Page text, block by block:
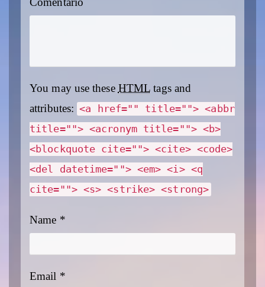
Comentário
You may use these HTML tags and
attributes: <a href="" title=""> <abbr
title=""> <acronym title=""> <b>
<blockquote cite=""> <cite> <code>
<del datetime=""> <em> <i> <q
cite=""> <s> <strike> <strong>
Name *
Email *